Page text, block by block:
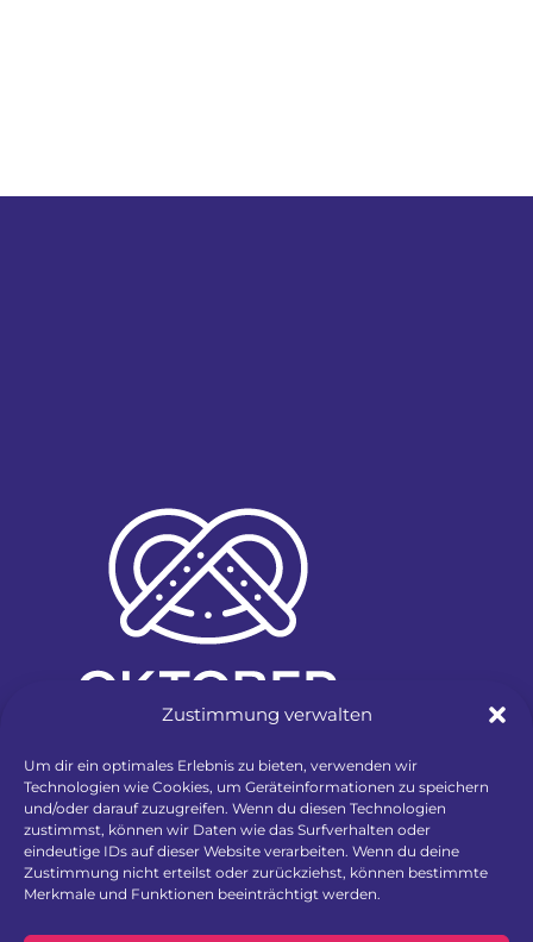
Zustimmung verwalten
Um dir ein optimales Erlebnis zu bieten, verwenden wir
Technologien wie Cookies, um Geräteinformationen zu speichern
und/oder darauf zuzugreifen. Wenn du diesen Technologien
zustimmst, können wir Daten wie das Surfverhalten oder
eindeutige IDs auf dieser Website verarbeiten. Wenn du deine
Zustimmung nicht erteilst oder zurückziehst, können bestimmte
Merkmale und Funktionen beeinträchtigt werden.